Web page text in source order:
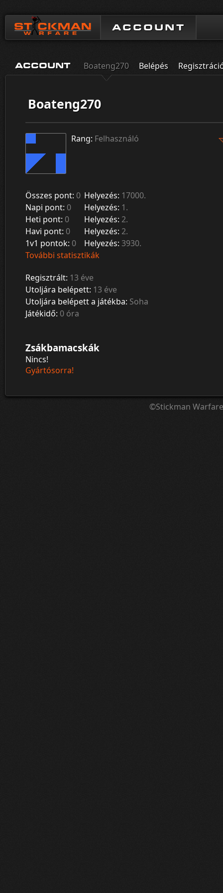
ACCOUNT
ACCOUNT Boateng270 Belépés
Boateng270
Rang: Felhasználó
Összes pont: 0 Helyezés: 17000.
Napi pont: 0 Helyezés: 1.
Heti pont: 0 Helyezés: 2.
Havi pont: 0 Helyezés: 2.
1v1 pontok: 0 Helyezés: 3930.
További statisztikák
Regisztrált: 13 éve
Utoljára belépett: 13 éve
Utoljára belépett a játékba: Soha
Játékidő: 0 óra
Zsákbamacskák
Nincs!
Gyártósorra!
©Stickman Warfare